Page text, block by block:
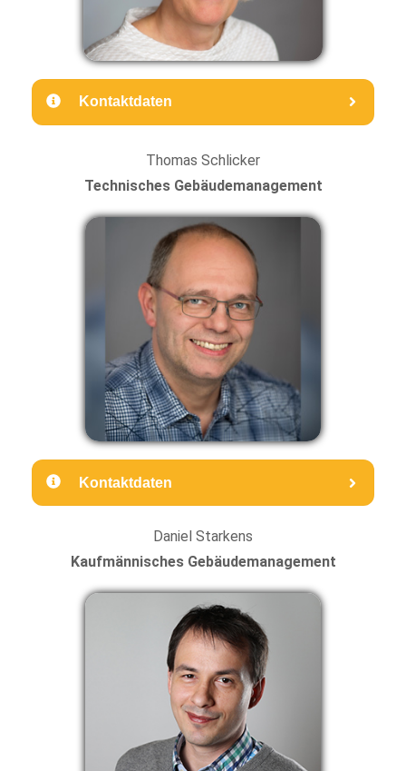
Kontaktdaten
Thomas Schlicker
Technisches Gebäudemanagement
Kontaktdaten
Daniel Starkens
Kaufmännisches Gebäudemanagement